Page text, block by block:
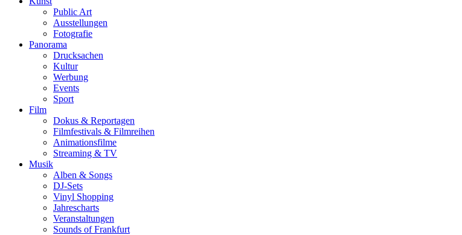
Public Art
Ausstellungen
Fotografie
Panorama
Drucksachen
Kultur
Werbung
Events
Sport
Film
Dokus & Reportagen
Filmfestivals & Filmreihen
Animationsfilme
Streaming & TV
Musik
Alben & Songs
DJ-Sets
Vinyl Shopping
Jahrescharts
Veranstaltungen
Sounds of Frankfurt